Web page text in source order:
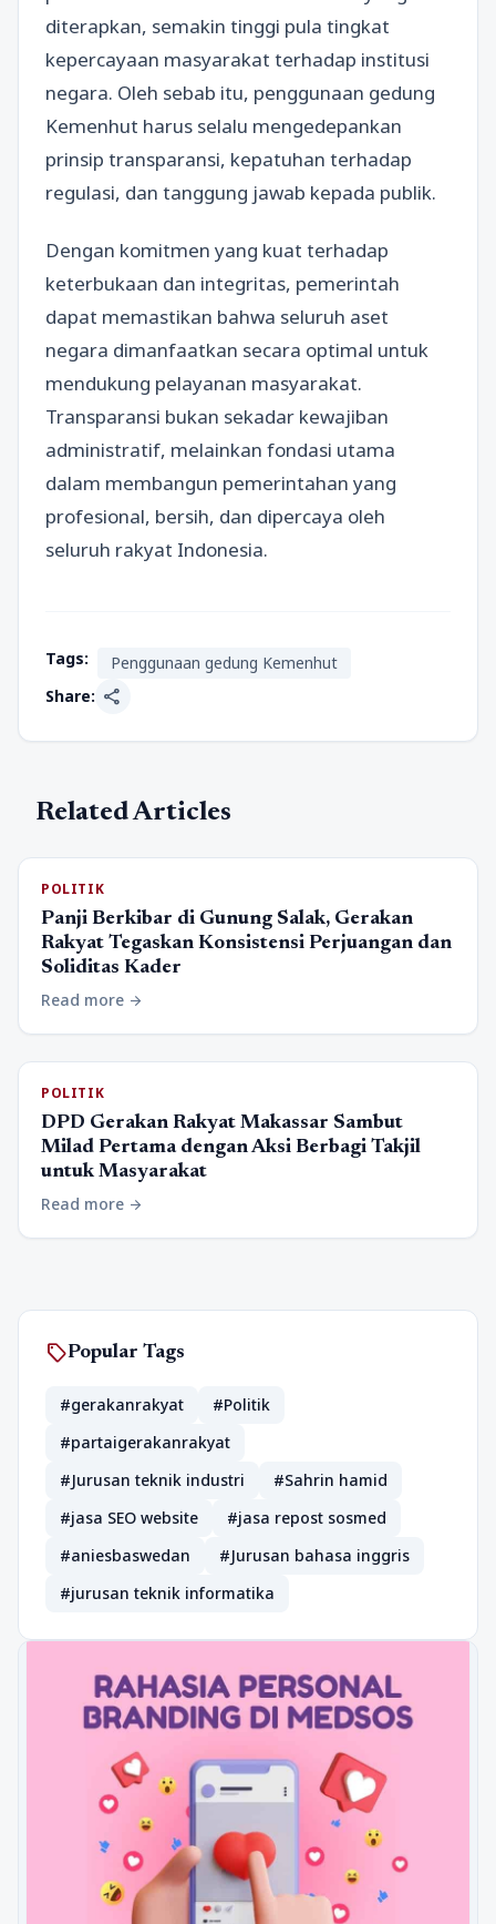
diterapkan, semakin tinggi pula tingkat
kepercayaan masyarakat terhadap institusi
negara. Oleh sebab itu, penggunaan gedung
Kemenhut harus selalu mengedepankan
prinsip transparansi, kepatuhan terhadap
regulasi, dan tanggung jawab kepada publik.
Dengan komitmen yang kuat terhadap
keterbukaan dan integritas, pemerintah
dapat memastikan bahwa seluruh aset
negara dimanfaatkan secara optimal untuk
mendukung pelayanan masyarakat.
Transparansi bukan sekadar kewajiban
administratif, melainkan fondasi utama
dalam membangun pemerintahan yang
profesional, bersih, dan dipercaya oleh
seluruh rakyat Indonesia.
Tags:
Penggunaan gedung Kemenhut
Share: share
Related Articles
POLITIK
Panji Berkibar di Gunung Salak, Gerakan
Rakyat Tegaskan Konsistensi Perjuangan dan
Soliditas Kader
Read more arrow_forward
POLITIK
DPD Gerakan Rakyat Makassar Sambut
Milad Pertama dengan Aksi Berbagi Takjil
untuk Masyarakat
Read more arrow_forward
sellPopular Tags
#gerakanrakyat
#Politik
#partaigerakanrakyat
#Jurusan teknik industri
#Sahrin hamid
#jasa SEO website
#jasa repost sosmed
#aniesbaswedan
#Jurusan bahasa inggris
#jurusan teknik informatika